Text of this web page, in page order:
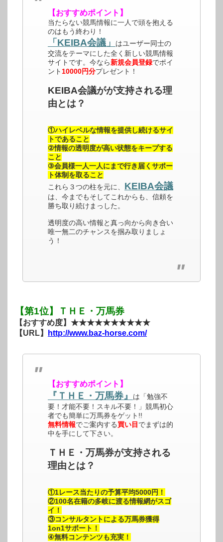
【おすすめポイント】
当たらない競馬情報に一人で頭を抱える
のはもう終わり！
「KEIBA会議」
はユーザー同士の
交流をテーマにした全く新しい競馬情報
サイトです。今なら新規会員登録でポイ
ント10000円分プレゼント！
KEIBA会議がが支持される理
由とは？
①ハイレベルな情報を提供し続けるサイ
トであること
②情報の透明度が高い状態をキープする
こと
③会員様一人一人にまで行き届くサポー
ト体制を取ること
これら３つの柱を元に、 KEIBA会議
は、今までもそしてこれからも、信頼を
勝ち取り続けまっした。
透明度の高い情報と真っ向から向き合い
唯一無二のチャンスを掴み取りましょ
う！
【第1位】ＴＨＥ・万馬券
【おすすめ度】★★★★★★★★★★
【URL】
http://www.baz-horse.com/
【おすすめポイント】
『ＴＨＥ・万馬券』
は「勉強不
要！才能不要！スキル不要！」競馬初心
者でも簡単に万馬券をゲット!!
無料情報でご案内する買い目 でまずは的
中を手にして下さい。
ＴＨＥ・万馬券が支持される
理由とは？
①1レース当たりの予算平均5000円！
②100名在籍の多岐に渡る情報網がスゴ
イ！
③コンサルタントによる万馬券獲得
1on1サポート！
④無料コンテンツも充実！